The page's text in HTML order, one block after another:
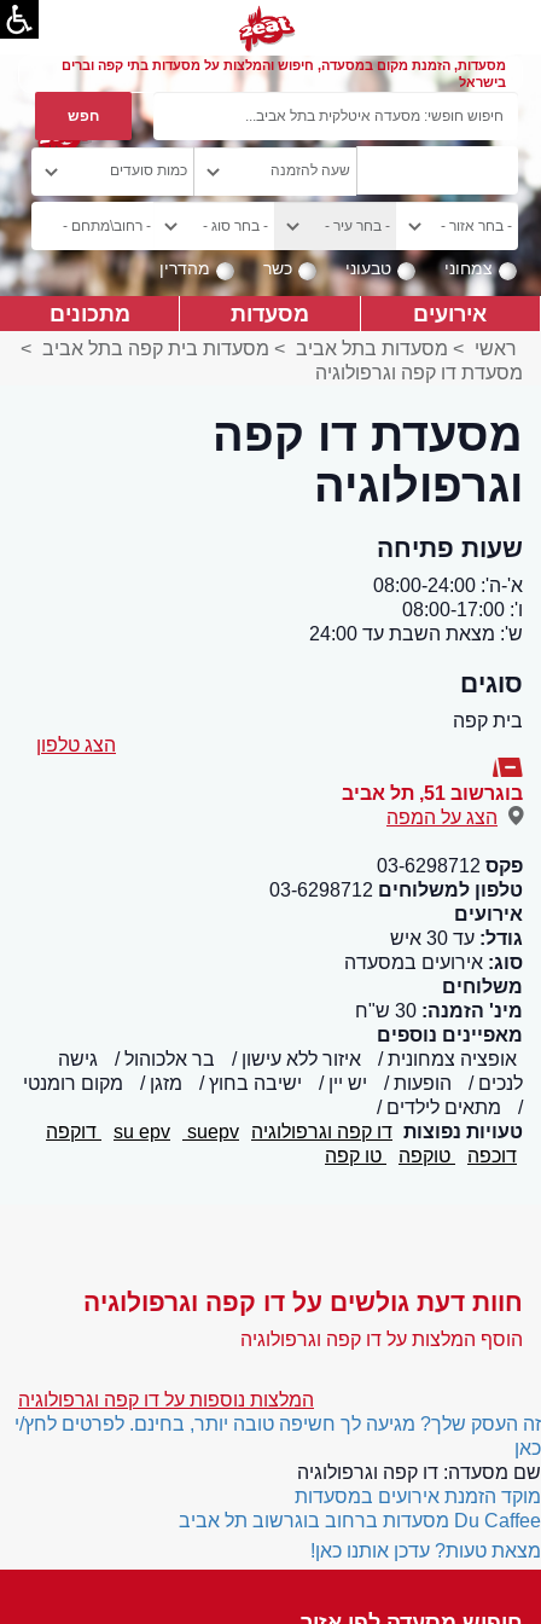
מסעדות, הזמנת מקום במסעדה, חיפוש והמלצות על מסעדות בתי קפה וברים
בישראל
צמחוני טבעוני כשר מהדרין
אירועים מסעדות מתכונים
ראשי > מסעדות בתל אביב > מסעדות בית קפה בתל אביב >
מסעדת דו קפה וגרפולוגיה
מסעדת דו קפה
וגרפולוגיה
שעות פתיחה
א'-ה': 08:00-24:00
ו': 08:00-17:00
ש': מצאת השבת עד 24:00
סוגים
בית קפה
הצג טלפון
בוגרשוב 51 , תל אביב
הצג על המפה
פקס 03-6298712
טלפון למשלוחים 03-6298712
אירועים
גודל: עד 30 איש
סוג: אירועים במסעדה
משלוחים
מינ' הזמנה: 30 ש"ח
מאפיינים נוספים
אופציה צמחונית
איזור ללא עישון בר אלכוהול
גישה
לנכים
הופעות יש יין ישיבה בחוץ מזגן
מקום רומנטי
מתאים לילדים
טעויות נפוצות דו קפה וגרפולוגיה su epv suepv
דוקפה
דוכפה
טוקפה טו קפה
חוות דעת גולשים על דו קפה וגרפולוגיה
הוסף המלצות על דו קפה וגרפולוגיה
המלצות נוספות על דו קפה וגרפולוגיה
זה העסק שלך? מגיעה לך חשיפה טובה יותר, בחינם. לפרטים לחץ/י
כאן
שם מסעדה: דו קפה וגרפולוגיה
מוקד הזמנת אירועים במסעדות
Du Caffee מסעדות ברחוב בוגרשוב תל אביב
מצאת טעות? עדכן אותנו כאן!